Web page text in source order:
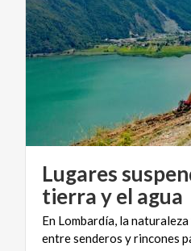
Lugares
tierra y el agua
En Lombardía, la
entre senderos y rincones